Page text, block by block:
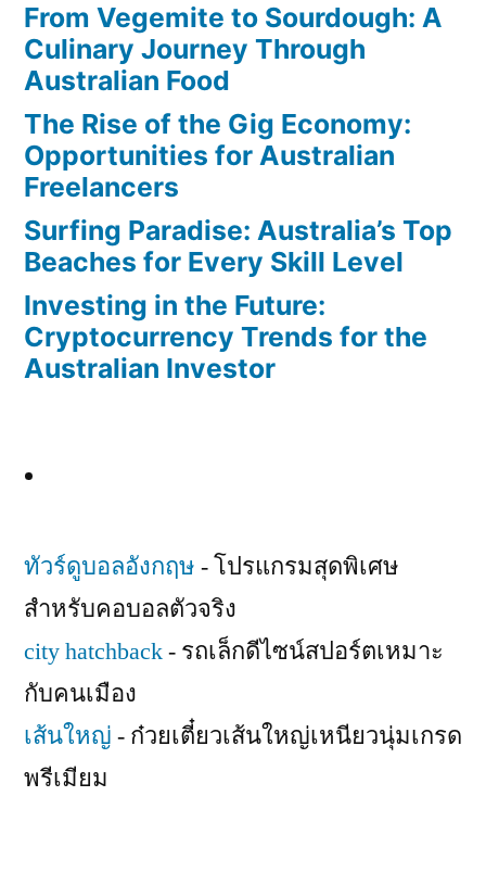
From Vegemite to Sourdough: A
Culinary Journey Through
Australian Food
The Rise of the Gig Economy:
Opportunities for Australian
Freelancers
Surfing Paradise: Australia’s Top
Beaches for Every Skill Level
Investing in the Future:
Cryptocurrency Trends for the
Australian Investor
ทัวร์ดูบอลอังกฤษ - โปรแกรมสุดพิเศษ
สำหรับคอบอลตัวจริง
city hatchback- รถเล็กดีไซน์สปอร์ตเหมาะ
กับคนเมือง
เส้นใหญ่ - ก๋วยเตี๋ยวเส้นใหญ่เหนียวนุ่มเกรด
พรีเมียม